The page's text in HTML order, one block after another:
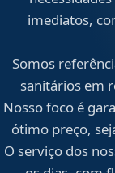
imediatos,
Somos
sanitários em
Nosso foco é
ótimo preço,
O serviço dos